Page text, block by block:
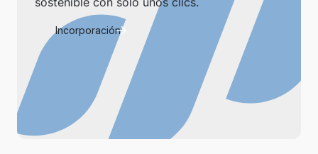
Incorporación